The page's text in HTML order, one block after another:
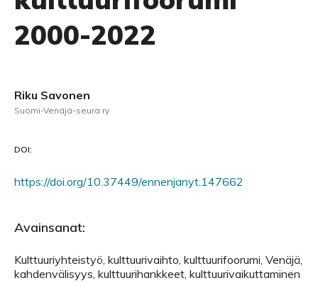
2000-2022
Riku Savonen
Suomi-Venäjä-seura ry
DOI:
https://doi.org/10.37449/ennenjanyt.147662
Avainsanat:
Kulttuuriyhteistyö, kulttuurivaihto, kulttuurifoorumi, Venäjä,
kahdenvälisyys, kulttuurihankkeet, kulttuurivaikuttaminen